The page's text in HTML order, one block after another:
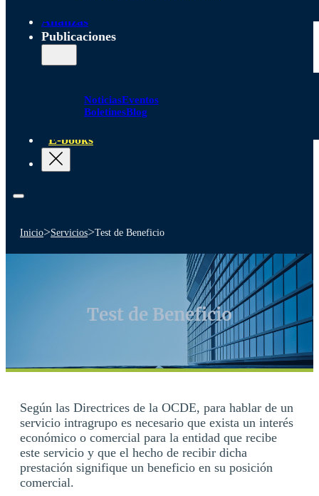
Alianzas
Publicaciones
NoticiasEventos
BoletinesBlog
E-books
Inicio>Servicios>Test de Beneficio
Test de Beneficio
Según las Directrices de la OCDE, para hablar de un
servicio intragrupo es necesario que exista un interés
económico o comercial para la entidad que recibe
este servicio y que el hecho de recibir dicha
prestación signifique un beneficio en su posición
comercial.